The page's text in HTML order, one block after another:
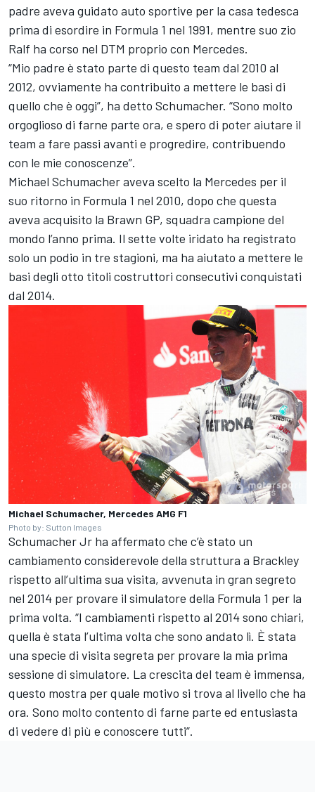
padre aveva guidato auto sportive per la casa tedesca
prima di esordire in Formula 1 nel 1991, mentre suo zio
Ralf ha corso nel DTM proprio con Mercedes.
“Mio padre è stato parte di questo team dal 2010 al
2012, ovviamente ha contribuito a mettere le basi di
quello che è oggi”, ha detto Schumacher. “Sono molto
orgoglioso di farne parte ora, e spero di poter aiutare il
team a fare passi avanti e progredire, contribuendo
con le mie conoscenze”.
Michael Schumacheraveva scelto la Mercedes per il
suo ritorno in Formula 1 nel 2010, dopo che questa
aveva acquisito la Brawn GP, squadra campione del
mondo l’anno prima. Il sette volte iridato ha registrato
solo un podio in tre stagioni, ma ha aiutato a mettere le
basi degli otto titoli costruttori consecutivi conquistati
dal 2014.
Michael Schumacher, Mercedes AMG F1
Photo by: Sutton Images
Schumacher Jr ha affermato che c’è stato un
cambiamento considerevole della struttura a Brackley
rispetto all’ultima sua visita, avvenuta in gran segreto
nel 2014 per provare il simulatore della Formula 1 per la
prima volta. “I cambiamenti rispetto al 2014 sono chiari,
quella è stata l’ultima volta che sono andato lì. È stata
una specie di visita segreta per provare la mia prima
sessione di simulatore. La crescita del team è immensa,
questo mostra per quale motivo si trova al livello che ha
ora. Sono molto contento di farne parte ed entusiasta
di vedere di più e conoscere tutti”.